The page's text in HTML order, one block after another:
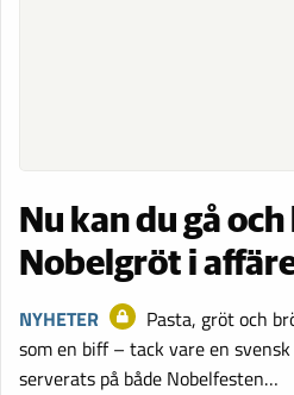
Nu kan du gå
Nobelgröt i
NYHETER
Pasta, gröt och
som en biff – tack vare en
serverats på både Nobelfesten…